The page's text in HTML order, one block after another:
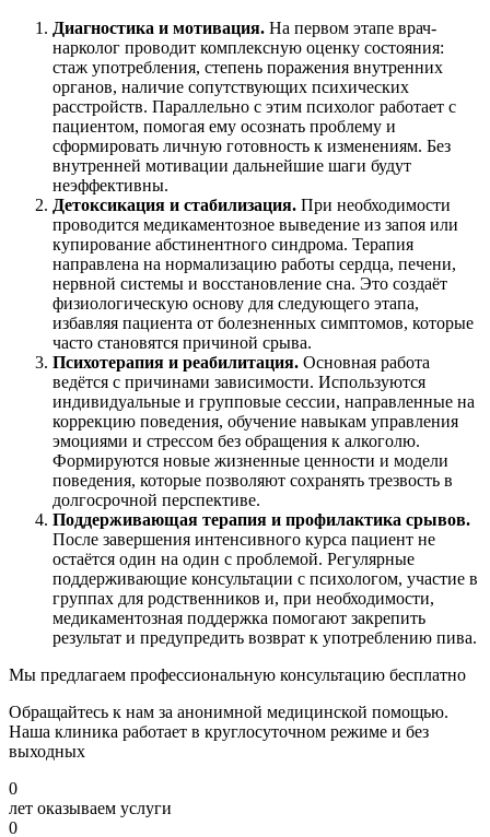
Диагностика и мотивация. На первом этапе врач-
нарколог проводит комплексную оценку состояния:
стаж употребления, степень поражения внутренних
органов, наличие сопутствующих психических
расстройств. Параллельно с этим психолог работает с
пациентом, помогая ему осознать проблему и
сформировать личную готовность к изменениям. Без
внутренней мотивации дальнейшие шаги будут
неэффективны.
Детоксикация и стабилизация. При необходимости
проводится медикаментозное выведение из запоя или
купирование абстинентного синдрома. Терапия
направлена на нормализацию работы сердца, печени,
нервной системы и восстановление сна. Это создаёт
физиологическую основу для следующего этапа,
избавляя пациента от болезненных симптомов, которые
часто становятся причиной срыва.
Психотерапия и реабилитация. Основная работа
ведётся с причинами зависимости. Используются
индивидуальные и групповые сессии, направленные на
коррекцию поведения, обучение навыкам управления
эмоциями и стрессом без обращения к алкоголю.
Формируются новые жизненные ценности и модели
поведения, которые позволяют сохранять трезвость в
долгосрочной перспективе.
Поддерживающая терапия и профилактика срывов.
После завершения интенсивного курса пациент не
остаётся один на один с проблемой. Регулярные
поддерживающие консультации с психологом, участие в
группах для родственников и, при необходимости,
медикаментозная поддержка помогают закрепить
результат и предупредить возврат к употреблению пива.
Мы предлагаем профессиональную консультацию бесплатно
Обращайтесь к нам за анонимной медицинской помощью.
Наша клиника работает в круглосуточном режиме и без
выходных
0
лет оказываем услуги
0